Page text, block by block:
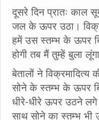
दूसरे दिन प्रातः काल
जल के ऊपर उठा।
हमें उस स्तम्भ के ऊपर
होगी तब मैं तुम्हें बुला
बेतालों ने विक्रमादित्य
सोने के स्तम्भ के ऊपर
धीरे-धीरे ऊपर उठने
साथ सोने का स्तम्भ भी